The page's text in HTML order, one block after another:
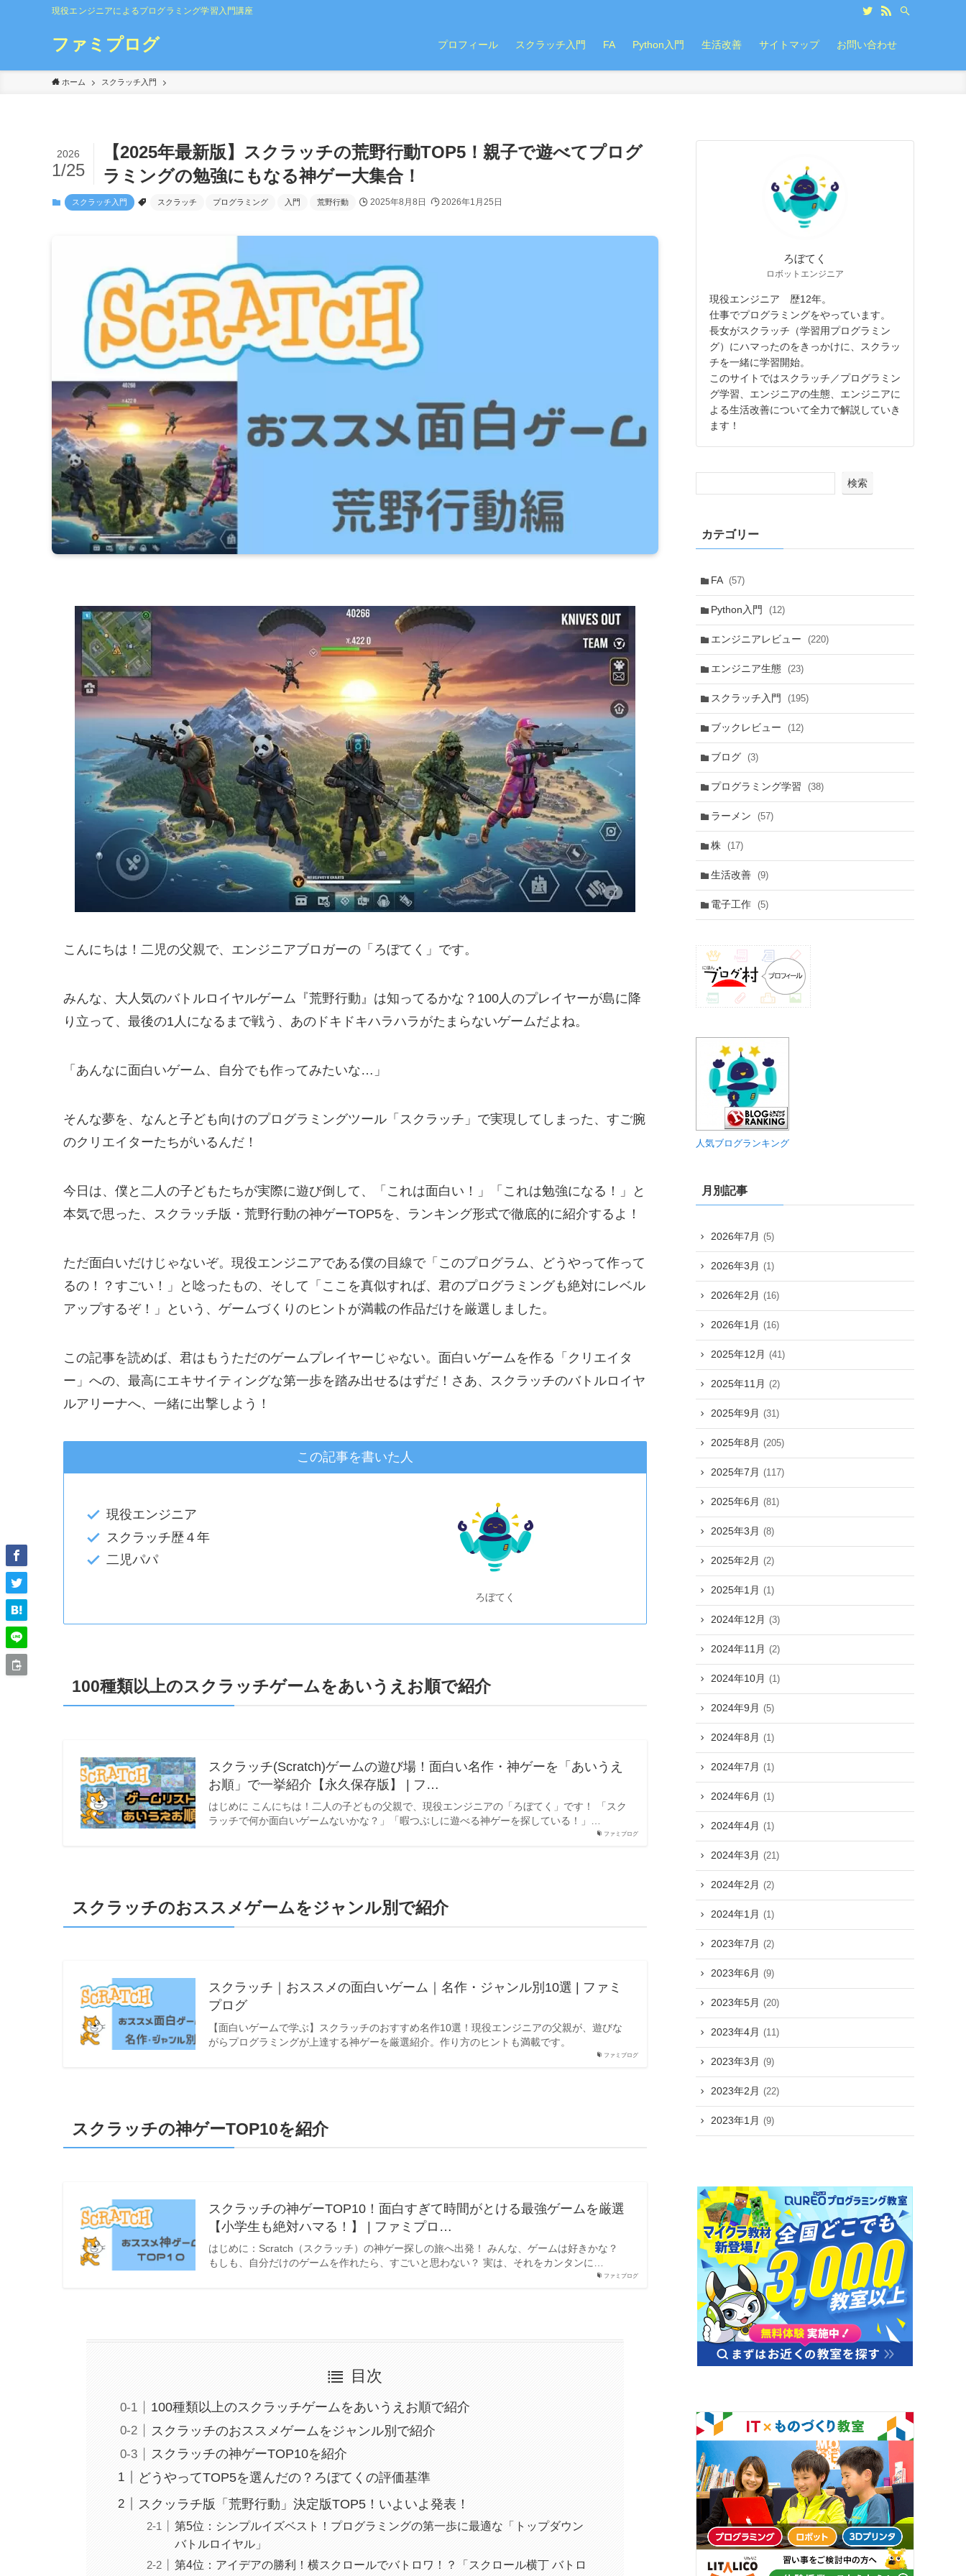
現役エンジニアによるプログラミング学習入門講座
ファミプログ プロフィール スクラッチ入門 FA Python入門 生活改善 サイトマップ お問い合わせ
ホーム スクラッチ入門
【2025年最新版】スクラッチの荒野行動TOP5！親子で遊べてプログ
ラミングの勉強にもなる神ゲー大集合！
2026
1/25
スクラッチ入門 スクラッチ プログラミング 入門 荒野行動 2025年8月8日 2026年1月25日
こんにちは！二児の父親で、エンジニアブロガーの「ろぼてく」です。
みんな、大人気のバトルロイヤルゲーム『荒野行動』は知ってるかな？100人のプレイヤーが島に降
り立って、最後の1人になるまで戦う、あのドキドキハラハラがたまらないゲームだよね。
「あんなに面白いゲーム、自分でも作ってみたいな…」
そんな夢を、なんと子ども向けのプログラミングツール「スクラッチ」で実現してしまった、すご腕
のクリエイターたちがいるんだ！
今日は、僕と二人の子どもたちが実際に遊び倒して、「これは面白い！」「これは勉強になる！」と
本気で思った、スクラッチ版・荒野行動の神ゲーTOP5を、ランキング形式で徹底的に紹介するよ！
ただ面白いだけじゃないぞ。現役エンジニアである僕の目線で「このプログラム、どうやって作って
るの！？すごい！」と唸ったもの、そして「ここを真似すれば、君のプログラミングも絶対にレベル
アップするぞ！」という、ゲームづくりのヒントが満載の作品だけを厳選しました。
この記事を読めば、君はもうただのゲームプレイヤーじゃない。面白いゲームを作る「クリエイタ
ー」への、最高にエキサイティングな第一歩を踏み出せるはずだ！さあ、スクラッチのバトルロイヤ
ルアリーナへ、一緒に出撃しよう！
この記事を書いた人
現役エンジニア
スクラッチ歴４年
二児パパ
ろぼてく
100種類以上のスクラッチゲームをあいうえお順で紹介
ファミプログ
スクラッチ(Scratch)ゲームの遊び場！面白い名作・神ゲーを「あいうえ
お順」で一挙紹介【永久保存版】 | フ…
はじめに こんにちは！二人の子どもの父親で、現役エンジニアの「ろぼてく」です！ 「スク
ラッチで何か面白いゲームないかな？」「暇つぶしに遊べる神ゲーを探している！」…
スクラッチのおススメゲームをジャンル別で紹介
ファミプログ
スクラッチ｜おススメの面白いゲーム｜名作・ジャンル別10選 | ファミ
プログ
【面白いゲームで学ぶ】スクラッチのおすすめ名作10選！現役エンジニアの父親が、遊びな
がらプログラミングが上達する神ゲーを厳選紹介。作り方のヒントも満載です。
スクラッチの神ゲーTOP10を紹介
ファミプログ
スクラッチの神ゲーTOP10！面白すぎて時間がとける最強ゲームを厳選
【小学生も絶対ハマる！】 | ファミプロ…
はじめに：Scratch（スクラッチ）の神ゲー探しの旅へ出発！ みんな、ゲームは好きかな？
もしも、自分だけのゲームを作れたら、すごいと思わない？ 実は、それをカンタンに…
目次
100種類以上のスクラッチゲームをあいうえお順で紹介
スクラッチのおススメゲームをジャンル別で紹介
スクラッチの神ゲーTOP10を紹介
どうやってTOP5を選んだの？ろぼてくの評価基準
スクッラチ版「荒野行動」決定版TOP5！いよいよ発表！
第5位：シンプルイズベスト！プログラミングの第一歩に最適な「トップダウン
バトルロイヤル」
第4位：アイデアの勝利！横スクロールでバトロワ！？「スクロール横丁 バトロ
ろぼてく
ロボットエンジニア
現役エンジニア 歴12年。
仕事でプログラミングをやっています。
長女がスクラッチ（学習用プログラミン
グ）にハマったのをきっかけに、スクラッ
チを一緒に学習開始。
このサイトではスクラッチ／プログラミン
グ学習、エンジニアの生態、エンジニアに
よる生活改善について全力で解説していき
ます！
検索
カテゴリー
FA (57)
Python入門 (12)
エンジニアレビュー (220)
エンジニア生態 (23)
スクラッチ入門 (195)
ブックレビュー (12)
ブログ (3)
プログラミング学習 (38)
ラーメン (57)
株 (17)
生活改善 (9)
電子工作 (5)
人気ブログランキング
月別記事
2026年7月 (5)
2026年3月 (1)
2026年2月 (16)
2026年1月 (16)
2025年12月 (41)
2025年11月 (2)
2025年9月 (31)
2025年8月 (205)
2025年7月 (117)
2025年6月 (81)
2025年3月 (8)
2025年2月 (2)
2025年1月 (1)
2024年12月 (3)
2024年11月 (2)
2024年10月 (1)
2024年9月 (5)
2024年8月 (1)
2024年7月 (1)
2024年6月 (1)
2024年4月 (1)
2024年3月 (21)
2024年2月 (2)
2024年1月 (1)
2023年7月 (2)
2023年6月 (9)
2023年5月 (20)
2023年4月 (11)
2023年3月 (9)
2023年2月 (22)
2023年1月 (9)